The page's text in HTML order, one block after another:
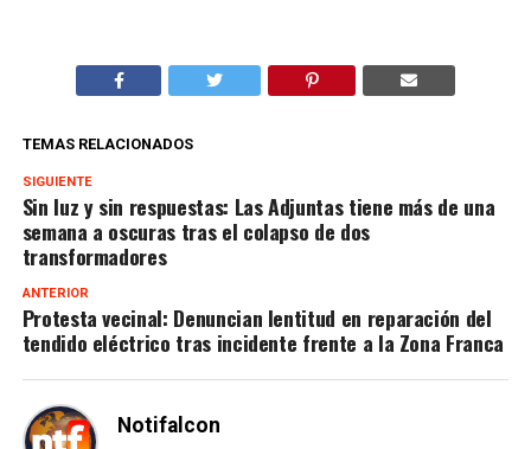
TEMAS RELACIONADOS
SIGUIENTE
Sin luz y sin respuestas: Las Adjuntas tiene más de una
semana a oscuras tras el colapso de dos
transformadores
ANTERIOR
Protesta vecinal: Denuncian lentitud en reparación del
tendido eléctrico tras incidente frente a la Zona Franca
Notifalcon